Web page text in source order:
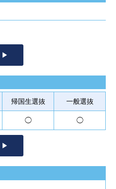
帰国生選抜 一般選抜
◯ ◯